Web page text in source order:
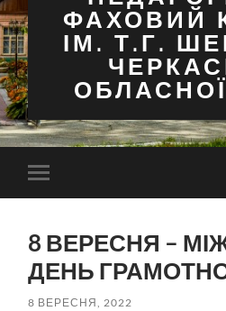
ФАХОВИЙ
ІМ. Т.Г.
Перемкнути
мобільне
8 ВЕРЕСНЯ –
ДЕНЬ
8 ВЕРЕСНЯ, 2022